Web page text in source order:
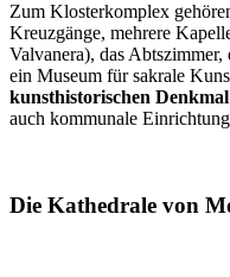
Zum Klosterkomplex
Kreuzgänge, mehrere
Valvanera), das
ein Museum für sakrale
kunsthistorischen
auch kommunale
Die Kathedrale von